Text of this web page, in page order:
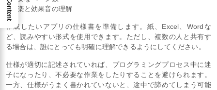
• 音楽と効果音の理解
作成したいアプリの仕様書を準備します。紙、Excel、Wordな
ど、読みやすい形式を使用できます。ただし、複数の人と共有す
る場合は、誰にとっても明確に理解できるようにしてください。
仕様が適切に記述されていれば、プログラミングプロセス中に迷
子になったり、不必要な作業をしたりすることを避けられます。
一方、仕様がうまく書かれていないと、途中で諦めてしまう可能